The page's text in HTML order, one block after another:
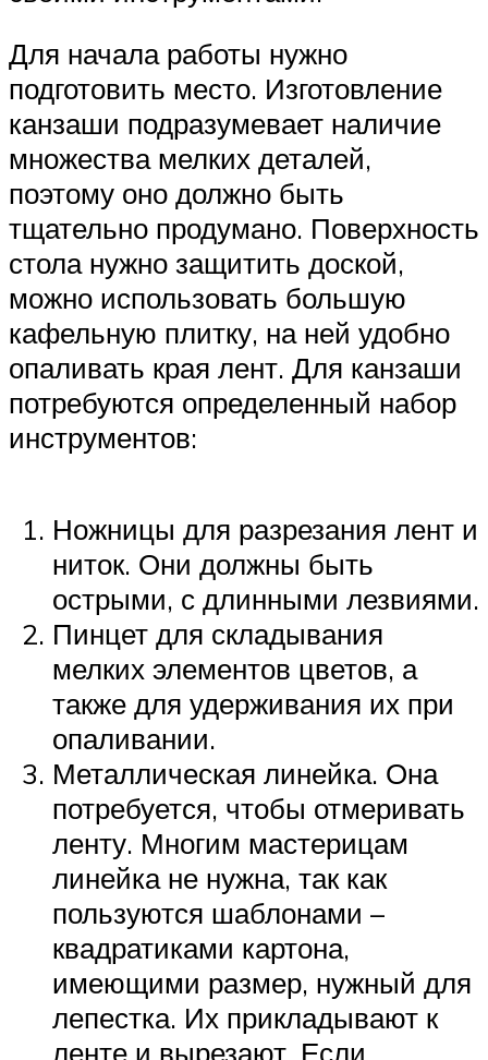
Для начала работы нужно
подготовить место. Изготовление
канзаши подразумевает наличие
множества мелких деталей,
поэтому оно должно быть
тщательно продумано. Поверхность
стола нужно защитить доской,
можно использовать большую
кафельную плитку, на ней удобно
опаливать края лент. Для канзаши
потребуются определенный набор
инструментов:
Ножницы для разрезания лент и
ниток. Они должны быть
острыми, с длинными лезвиями.
Пинцет для складывания
мелких элементов цветов, а
также для удерживания их при
опаливании.
Металлическая линейка. Она
потребуется, чтобы отмеривать
ленту. Многим мастерицам
линейка не нужна, так как
пользуются шаблонами –
квадратиками картона,
имеющими размер, нужный для
лепестка. Их прикладывают к
ленте и вырезают. Если